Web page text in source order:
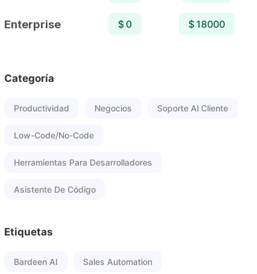
Enterprise $ 0 $ 18000
Categoría
Productividad Negocios Soporte Al Cliente
Low-Code/No-Code
Herramientas Para Desarrolladores
Asistente De Código
Etiquetas
Bardeen AI Sales Automation